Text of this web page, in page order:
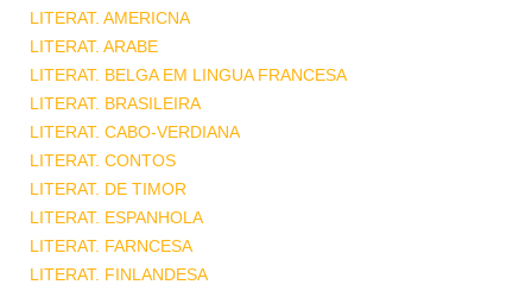
LITERAT. AMERICNA
LITERAT. ARABE
LITERAT. BELGA EM LINGUA FRANCESA
LITERAT. BRASILEIRA
LITERAT. CABO-VERDIANA
LITERAT. CONTOS
LITERAT. DE TIMOR
LITERAT. ESPANHOLA
LITERAT. FARNCESA
LITERAT. FINLANDESA